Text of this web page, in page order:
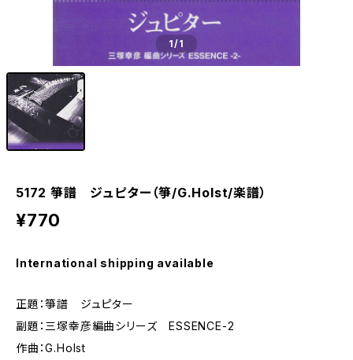
1/1
5172 箏譜 ジュピター（箏/G.Holst/楽譜）
¥770
International shipping available
正題：箏譜 ジュピター
副題：三塚幸彦編曲シリーズ ESSENCE-2
作曲：G.Holst